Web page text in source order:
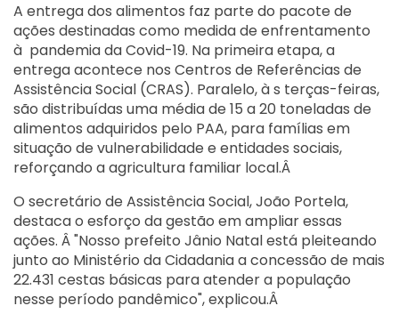
A entrega dos alimentos faz parte do pacote de
ações destinadas como medida de enfrentamento
à pandemia da Covid-19. Na primeira etapa, a
entrega acontece nos Centros de Referências de
Assistência Social (CRAS). Paralelo, à s terças-feiras,
são distribuídas uma média de 15 a 20 toneladas de
alimentos adquiridos pelo PAA, para famílias em
situação de vulnerabilidade e entidades sociais,
reforçando a agricultura familiar local.Â
O secretário de Assistência Social, João Portela,
destaca o esforço da gestão em ampliar essas
ações. Â "Nosso prefeito Jânio Natal está pleiteando
junto ao Ministério da Cidadania a concessão de mais
22.431 cestas básicas para atender a população
nesse período pandêmico", explicou.Â